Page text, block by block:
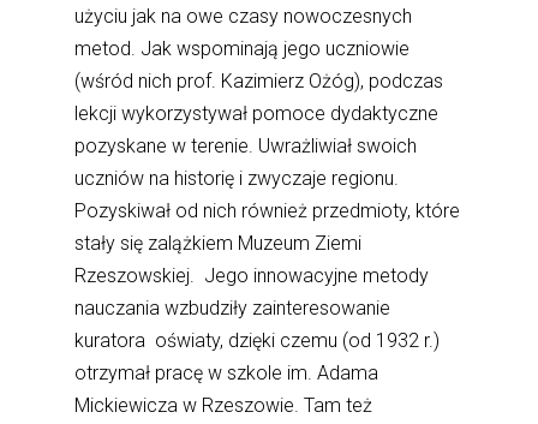
użyciu jak na owe czasy nowoczesnych
metod. Jak wspominają jego uczniowie
(wśród nich prof. Kazimierz Ożóg), podczas
lekcji wykorzystywał pomoce dydaktyczne
pozyskane w terenie. Uwrażliwiał swoich
uczniów na historię i zwyczaje regionu.
Pozyskiwał od nich również przedmioty, które
stały się zalążkiem Muzeum Ziemi
Rzeszowskiej. Jego innowacyjne metody
nauczania wzbudziły zainteresowanie
kuratora oświaty, dzięki czemu (od 1932 r.)
otrzymał pracę w szkole im. Adama
Mickiewicza w Rzeszowie. Tam też